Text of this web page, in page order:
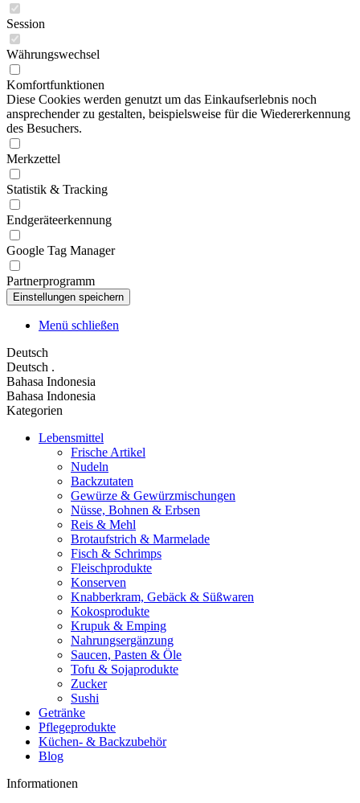
Session
Währungswechsel
Komfortfunktionen
Diese Cookies werden genutzt um das Einkaufserlebnis noch
ansprechender zu gestalten, beispielsweise für die Wiedererkennung
des Besuchers.
Merkzettel
Statistik & Tracking
Endgeräteerkennung
Google Tag Manager
Partnerprogramm
Menü schließen
Deutsch
Deutsch .
Bahasa Indonesia
Bahasa Indonesia
Kategorien
Lebensmittel
Frische Artikel
Nudeln
Backzutaten
Gewürze & Gewürzmischungen
Nüsse, Bohnen & Erbsen
Reis & Mehl
Brotaufstrich & Marmelade
Fisch & Schrimps
Fleischprodukte
Konserven
Knabberkram, Gebäck & Süßwaren
Kokosprodukte
Krupuk & Emping
Nahrungsergänzung
Saucen, Pasten & Öle
Tofu & Sojaprodukte
Zucker
Sushi
Getränke
Pflegeprodukte
Küchen- & Backzubehör
Blog
Informationen